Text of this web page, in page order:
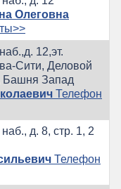
Олеговна
12,эт.
Сити, Деловой
Башня Запад
Телефон
д. 8, стр. 1, 2
Телефон